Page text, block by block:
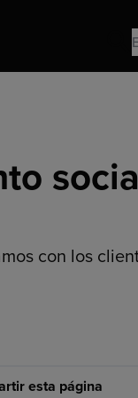
con los
esta página